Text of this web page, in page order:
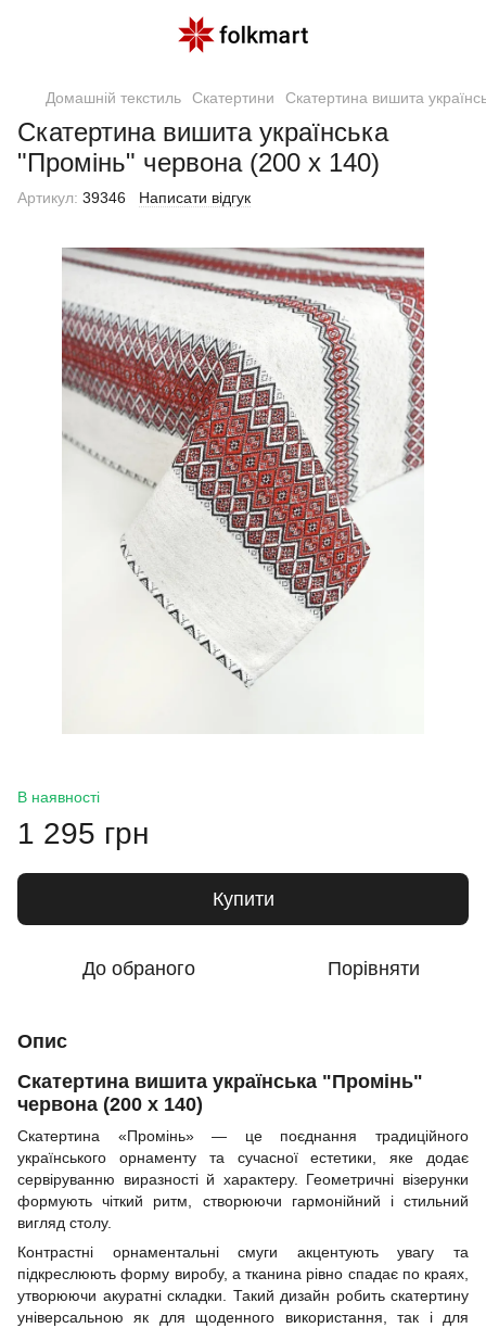
Домашній текстиль Скатертини Скатертина вишита
Скатертина вишита українська
"Промінь" червона (200 х 140)
Артикул: 39346 Написати відгук
В наявності
1 295 грн
Купити
До обраного Порівняти
Опис
Скатертина вишита українська "Промінь"
червона (200 х 140)
Скатертина «Промінь» — це поєднання традиційного
українського орнаменту та сучасної естетики, яке додає
сервіруванню виразності й характеру. Геометричні візерунки
формують чіткий ритм, створюючи гармонійний і стильний
вигляд столу.
Контрастні орнаментальні смуги акцентують увагу та
підкреслюють форму виробу, а тканина рівно спадає по краях,
утворюючи акуратні складки. Такий дизайн робить скатертину
універсальною як для щоденного використання, так і для